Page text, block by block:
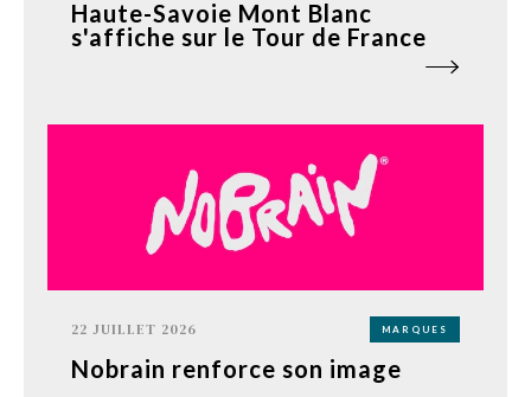
Haute-Savoie Mont Blanc
s'affiche sur le Tour de France
22 JUILLET 2026 MARQUES
Nobrain renforce son image